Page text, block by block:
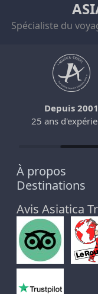
Spécialiste du
Depuis 2001
25 ans
À propos
Destinations
Avis Asiatica